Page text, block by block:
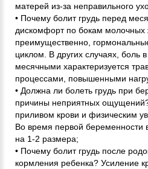
матерей из-за неправильного
• Почему болит грудь перед
дискомфорт по бокам молочных
преимущественно,
циклом. В других случаях, боль
месячными характеризуется
процессами, повышенными
• Должна ли болеть грудь при
причины неприятных
приливом крови и физическим
Во время первой беременности
на 1-2 размера;
• Почему болит грудь после
кормления ребенка? Усиление